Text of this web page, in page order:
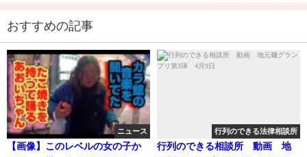
おすすめの記事
ニュース
【画像】このレベルの女の子か
行列のできる法律相談所
行列のできる相談所 動画 地